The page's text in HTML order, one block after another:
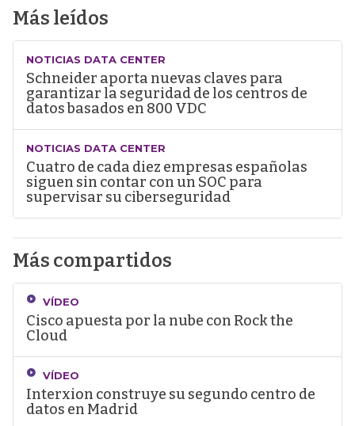
Más leídos
NOTICIAS DATA CENTER
Schneider aporta nuevas claves para
garantizar la seguridad de los centros de
datos basados en 800 VDC
NOTICIAS DATA CENTER
Cuatro de cada diez empresas españolas
siguen sin contar con un SOC para
supervisar su ciberseguridad
Más compartidos
VÍDEO
Cisco apuesta por la nube con Rock the
Cloud
VÍDEO
Interxion construye su segundo centro de
datos en Madrid